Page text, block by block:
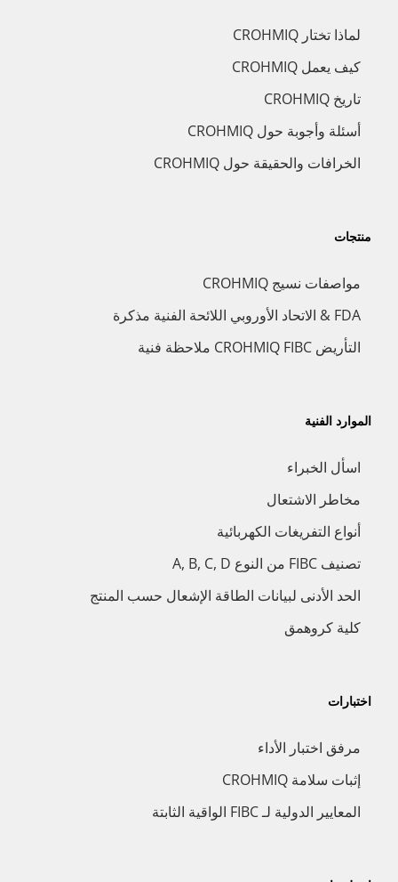
لماذا تختار CROHMIQ
كيف يعمل CROHMIQ
تاريخ CROHMIQ
أسئلة وأجوبة حول CROHMIQ
الخرافات والحقيقة حول CROHMIQ
منتجات
مواصفات نسيج CROHMIQ
FDA & الاتحاد الأوروبي اللائحة الفنية مذكرة
التأريض CROHMIQ FIBC ملاحظة فنية
الموارد الفنية
اسأل الخبراء
مخاطر الاشتعال
أنواع التفريغات الكهربائية
تصنيف FIBC من النوع A, B, C, D
الحد الأدنى لبيانات الطاقة الإشعال حسب المنتج
كلية كروهمق
اختبارات
مرفق اختبار الأداء
إثبات سلامة CROHMIQ
المعايير الدولية لـ FIBC الواقية الثابتة